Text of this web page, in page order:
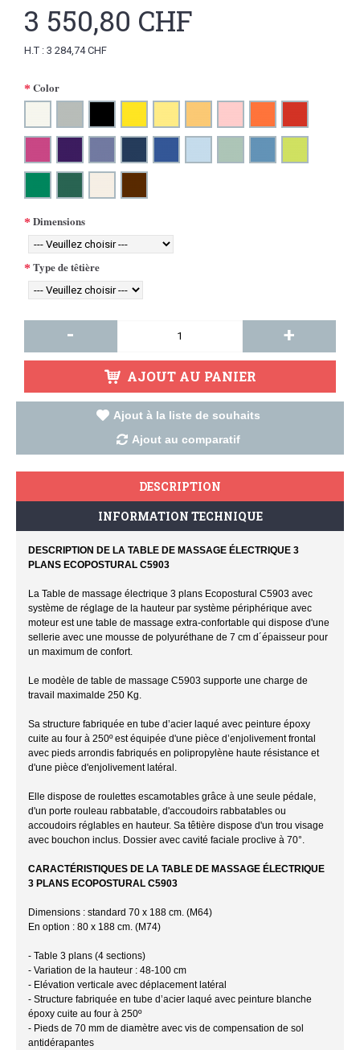
3 550,80 CHF
H.T : 3 284,74 CHF
Color
Dimensions
Type de têtière
- +
AJOUT AU PANIER
Ajout à la liste de souhaits
Ajout au comparatif
DESCRIPTION
INFORMATION TECHNIQUE
DESCRIPTION DE LA TABLE DE MASSAGE ÉLECTRIQUE 3
PLANS ECOPOSTURAL C5903
La Table de massage électrique 3 plans Ecopostural C5903 avec
système de réglage de la hauteur par système périphérique avec
moteur est une table de massage extra-confortable qui dispose d'une
sellerie avec une mousse de polyuréthane de 7 cm d´épaisseur pour
un maximum de confort.
Le modèle de table de massage C5903 supporte une charge de
travail maximalde 250 Kg.
Sa structure fabriquée en tube d’acier laqué avec peinture époxy
cuite au four à 250º est équipée d'une pièce d’enjolivement frontal
avec pieds arrondis fabriqués en polipropylène haute résistance et
d'une pièce d'enjolivement latéral.
Elle dispose de roulettes escamotables grâce à une seule pédale,
d'un porte rouleau rabbatable, d'accoudoirs rabbatables ou
accoudoirs réglables en hauteur. Sa têtière dispose d'un trou visage
avec bouchon inclus. Dossier avec cavité faciale proclive à 70°.
CARACTÉRISTIQUES DE LA TABLE DE MASSAGE ÉLECTRIQUE
3 PLANS ECOPOSTURAL C5903
Dimensions : standard 70 x 188 cm. (M64)
En option : 80 x 188 cm. (M74)
- Table 3 plans (4 sections)
- Variation de la hauteur : 48-100 cm
- Elévation verticale avec déplacement latéral
- Structure fabriquée en tube d’acier laqué avec peinture blanche
époxy cuite au four à 250º
- Pieds de 70 mm de diamètre avec vis de compensation de sol
antidérapantes